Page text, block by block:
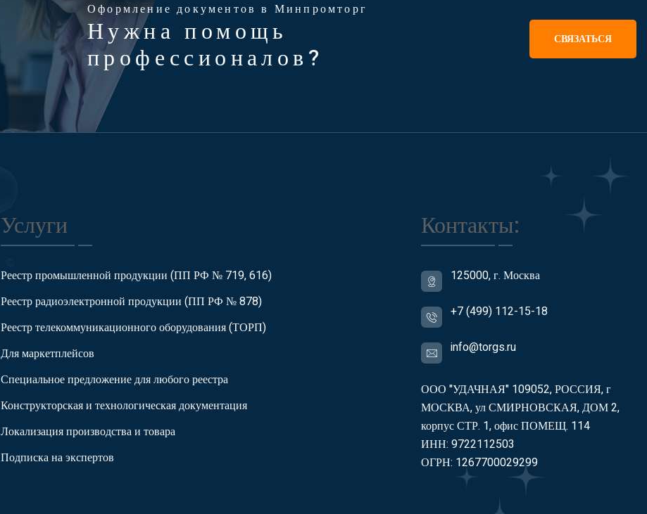
Оформление документов в Минпромторг
Нужна помощь
профессионалов?
СВЯЗАТЬСЯ
Услуги
Реестр промышленной продукции (ПП РФ № 719, 616)
Реестр радиоэлектронной продукции (ПП РФ № 878)
Реестр телекоммуникационного оборудования (ТОРП)
Для маркетплейсов
Специальное предложение для любого реестра
Конструкторская и технологическая документация
Локализация производства и товара
Подписка на экспертов
Контакты:
125000, г. Москва
+7 (499) 112-15-18
info@torgs.ru
ООО "УДАЧНАЯ" 109052, РОССИЯ, г
МОСКВА, ул СМИРНОВСКАЯ, ДОМ 2,
корпус СТР. 1, офис ПОМЕЩ. 114
ИНН: 9722112503
ОГРН: 1267700029299